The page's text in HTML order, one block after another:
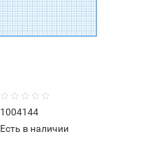
1004144
Есть в наличии